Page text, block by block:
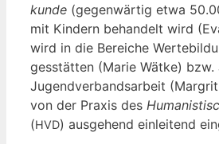
kun­de (gegen­wär­tig etwa
mit Kin­dern behan­delt wird
wird in die Berei­che
ges­stät­ten (Marie Wät­ke) bzw.
Jugend­ver­bands­ar­beit
von der Pra­xis des
(HVD) aus­ge­hend ein­lei­tend